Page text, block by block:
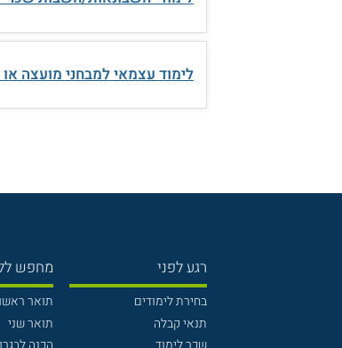
לימוד עצמאי למבחני מועצה
רגע לפני
בחירת לימודים
תנאי קבלה
מחפש
תואר
תואר שני